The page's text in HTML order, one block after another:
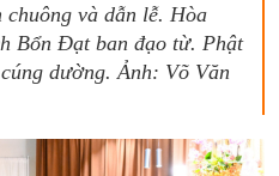
và dẫn lễ. Hòa
Bổn Đạt ban đạo từ. Phật
dường. Ảnh: Võ Văn